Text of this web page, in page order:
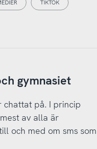
TIKTOK
gymnasiet
chattat på. I princip
av alla är
och med om sms som